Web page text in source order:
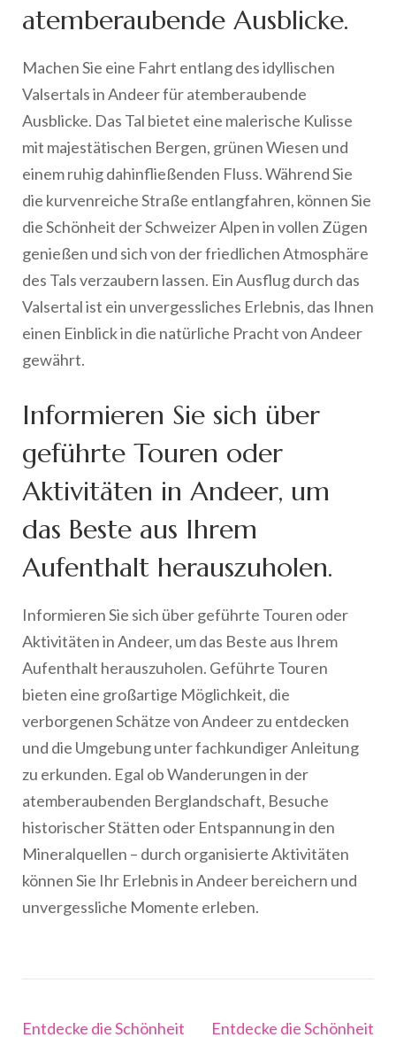
atemberaubende Ausblicke.
Machen Sie eine Fahrt entlang des idyllischen
Valsertals in Andeer für atemberaubende
Ausblicke. Das Tal bietet eine malerische Kulisse
mit majestätischen Bergen, grünen Wiesen und
einem ruhig dahinfließenden Fluss. Während Sie
die kurvenreiche Straße entlangfahren, können Sie
die Schönheit der Schweizer Alpen in vollen Zügen
genießen und sich von der friedlichen Atmosphäre
des Tals verzaubern lassen. Ein Ausflug durch das
Valsertal ist ein unvergessliches Erlebnis, das Ihnen
einen Einblick in die natürliche Pracht von Andeer
gewährt.
Informieren Sie sich über
geführte Touren oder
Aktivitäten in Andeer, um
das Beste aus Ihrem
Aufenthalt herauszuholen.
Informieren Sie sich über geführte Touren oder
Aktivitäten in Andeer, um das Beste aus Ihrem
Aufenthalt herauszuholen. Geführte Touren
bieten eine großartige Möglichkeit, die
verborgenen Schätze von Andeer zu entdecken
und die Umgebung unter fachkundiger Anleitung
zu erkunden. Egal ob Wanderungen in der
atemberaubenden Berglandschaft, Besuche
historischer Stätten oder Entspannung in den
Mineralquellen – durch organisierte Aktivitäten
können Sie Ihr Erlebnis in Andeer bereichern und
unvergessliche Momente erleben.
Beitragsnavigation
Entdecke die Schönheit Entdecke die Schönheit